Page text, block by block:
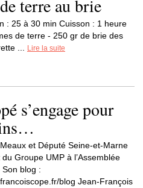
terre au brie
: 25 à 30 min Cuisson : 1 heure
de terre - 250 gr de brie des
...
Lire la suite
s’engage pour
et Député Seine-et-Marne
Groupe UMP à l’Assemblée
Son blog :
blog Jean-François